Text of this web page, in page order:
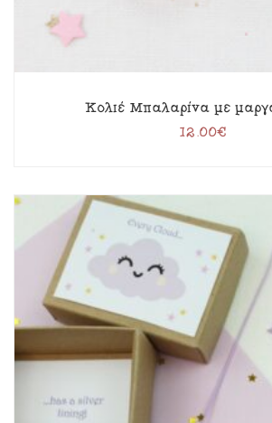
Κολιέ Μπαλαρίνα με
12.00€